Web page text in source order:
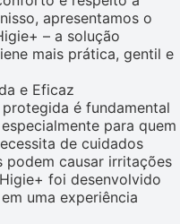
apresentamos o
– a solução
mais prática, gentil e
e Eficaz
é fundamental
para quem
de cuidados
podem causar irritações
foi desenvolvido
uma experiência